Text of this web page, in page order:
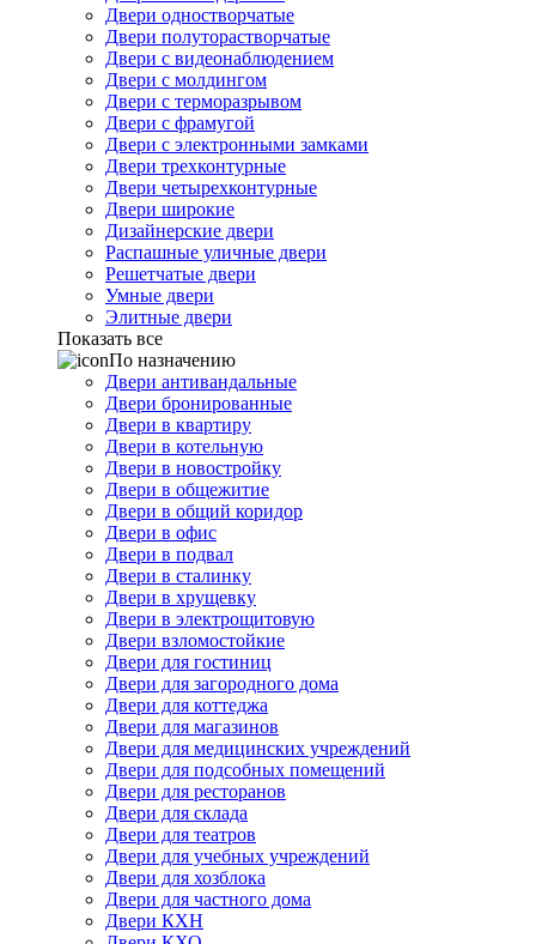
Двери одностворчатые
Двери полуторастворчатые
Двери с видеонаблюдением
Двери с молдингом
Двери с терморазрывом
Двери с фрамугой
Двери с электронными замками
Двери трехконтурные
Двери четырехконтурные
Двери широкие
Дизайнерские двери
Распашные уличные двери
Решетчатые двери
Умные двери
Элитные двери
Показать все
По назначению
Двери антивандальные
Двери бронированные
Двери в квартиру
Двери в котельную
Двери в новостройку
Двери в общежитие
Двери в общий коридор
Двери в офис
Двери в подвал
Двери в сталинку
Двери в хрущевку
Двери в электрощитовую
Двери взломостойкие
Двери для гостиниц
Двери для загородного дома
Двери для коттеджа
Двери для магазинов
Двери для медицинских учреждений
Двери для подсобных помещений
Двери для ресторанов
Двери для склада
Двери для театров
Двери для учебных учреждений
Двери для хозблока
Двери для частного дома
Двери КХН